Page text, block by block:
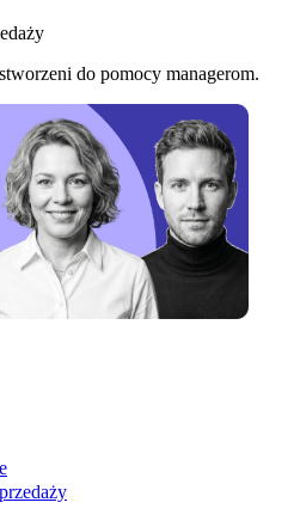
do pomocy managerom.